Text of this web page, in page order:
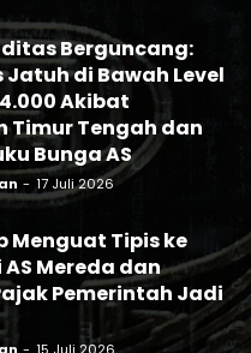
Berguncang:
Jatuh di Bawah Level
Akibat
Timur Tengah dan
Bunga AS
- 17 Juli 2026
Menguat Tipis ke
AS Mereda dan
Pemerintah Jadi
- 15 Juli 2026